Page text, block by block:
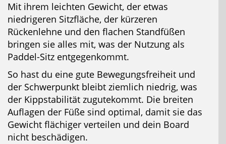
Mit ihrem leichten Gewicht, der etwas
niedrigeren Sitzfläche, der kürzeren
Rückenlehne und den flachen Standfüßen
bringen sie alles mit, was der Nutzung als
Paddel-Sitz entgegenkommt.
So hast du eine gute Bewegungsfreiheit und
der Schwerpunkt bleibt ziemlich niedrig, was
der Kippstabilität zugutekommt. Die breiten
Auflagen der Füße sind optimal, damit sie das
Gewicht flächiger verteilen und dein Board
nicht beschädigen.